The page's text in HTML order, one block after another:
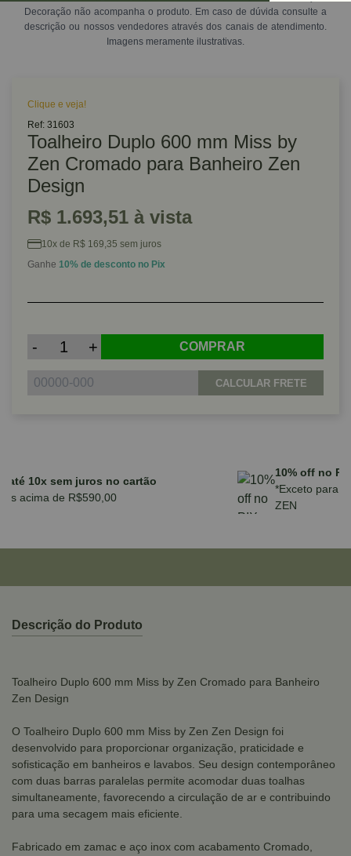
Decoração não acompanha o produto. Em caso de dúvida consulte a
descrição ou nossos vendedores através dos canais de atendimento.
Imagens meramente ilustrativas.
Clique e veja!
Ref: 31603
Toalheiro Duplo 600 mm Miss by
Zen Cromado para Banheiro Zen
Design
R$ 1.693,51 à vista
10x de R$ 169,35 sem juros
Ganhe 10% de desconto no Pix
- + COMPRAR
CALCULAR FRETE
Parcele em até 10x sem juros no cartão
para compras acima de R$590,00
Descrição do Produto
Toalheiro Duplo 600 mm Miss by Zen Cromado para Banheiro
Zen Design
O Toalheiro Duplo 600 mm Miss by Zen Zen Design foi
desenvolvido para proporcionar organização, praticidade e
sofisticação em banheiros e lavabos. Seu design contemporâneo
com duas barras paralelas permite acomodar duas toalhas
simultaneamente, favorecendo a circulação de ar e contribuindo
para uma secagem mais eficiente.
Fabricado em zamac e aço inox com acabamento Cromado,